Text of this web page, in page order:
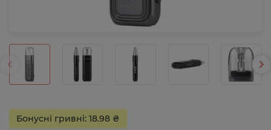
Бонусні гривні: 18.98 ₴